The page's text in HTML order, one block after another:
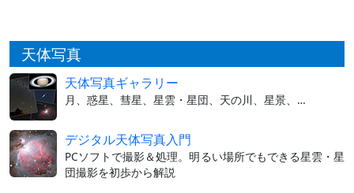
天体写真
天体写真ギャラリー
月、惑星、彗星、星雲・星団、天の川、星景、…
デジタル天体写真入門
PCソフトで撮影＆処理。明るい場所でもできる星雲・星
団撮影を初歩から解説